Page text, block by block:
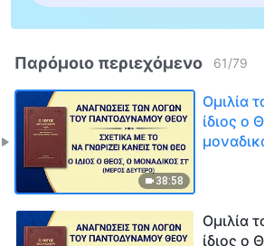
Παρόμοιο περιεχόμενο 61/79
38:58
Ομιλία
ίδιος ο
Ομιλία
ίδιος ο